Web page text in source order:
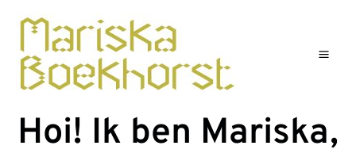
inhoud
Hoi! Ik ben Mariska,